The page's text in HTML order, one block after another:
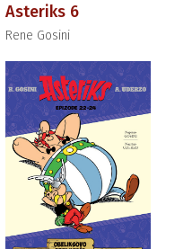
Asteriks 6
Rene Gosini